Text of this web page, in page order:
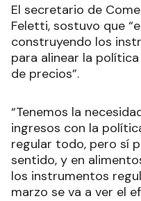
El secretario de
Feletti, sostuvo que
construyendo los
para alinear la
de precios”.
“Tenemos la
ingresos con la
regular todo, pero sí
sentido, y en
los instrumentos
marzo se va a ver el